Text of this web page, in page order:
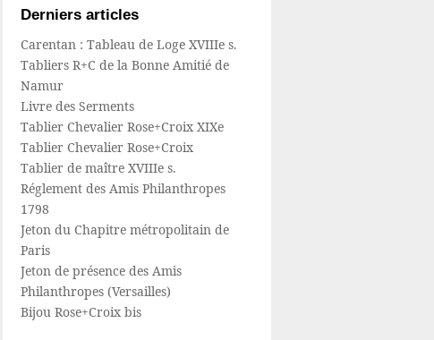
Derniers articles
Carentan : Tableau de Loge XVIIIe s.
Tabliers R+C de la Bonne Amitié de
Namur
Livre des Serments
Tablier Chevalier Rose+Croix XIXe
Tablier Chevalier Rose+Croix
Tablier de maître XVIIIe s.
Réglement des Amis Philanthropes
1798
Jeton du Chapitre métropolitain de
Paris
Jeton de présence des Amis
Philanthropes (Versailles)
Bijou Rose+Croix bis